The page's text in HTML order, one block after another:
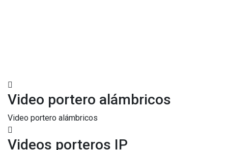
Video portero alámbricos
Video portero alámbricos
Videos porteros IP